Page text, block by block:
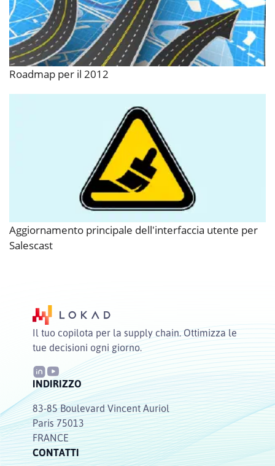
Roadmap per il 2012
Aggiornamento principale dell'interfaccia utente per
Salescast
Il tuo copilota per la supply chain. Ottimizza le
tue decisioni ogni giorno.
INDIRIZZO
83-85 Boulevard Vincent Auriol
Paris 75013
FRANCE
CONTATTI